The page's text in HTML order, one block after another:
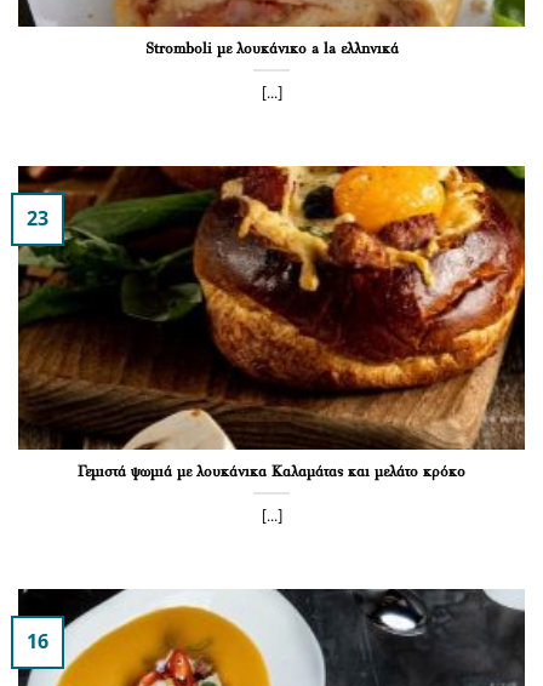
Stromboli με λουκάνικο a la ελληνικά
[...]
Γεμιστά ψωμιά με λουκάνικα Καλαμάτας και μελάτο κρόκο
[...]
23
16